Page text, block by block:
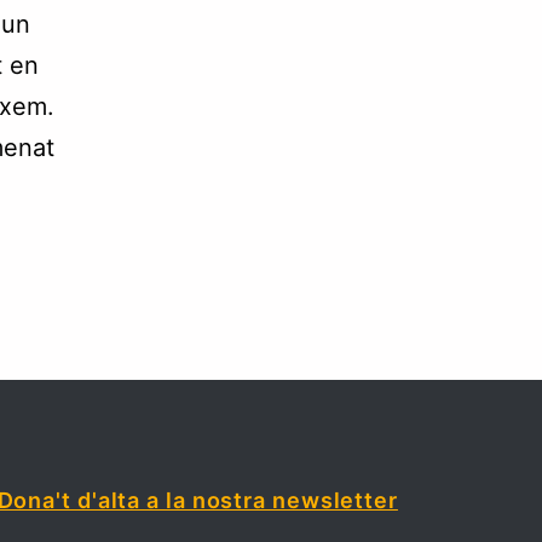
en
d'alta a la nostra newsletter